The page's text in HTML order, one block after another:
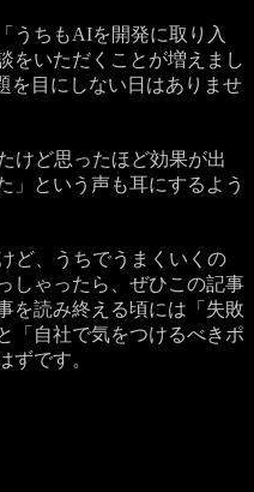
うちもAIを開発に取り入
をいただくことが増えまし
を目にしない日はありませ
けど思ったほど効果が出
」という声も耳にするよう
ど、うちでうまくいくの
しゃったら、ぜひこの記事
を読み終える頃には「失敗
「自社で気をつけるべきポ
ずです。